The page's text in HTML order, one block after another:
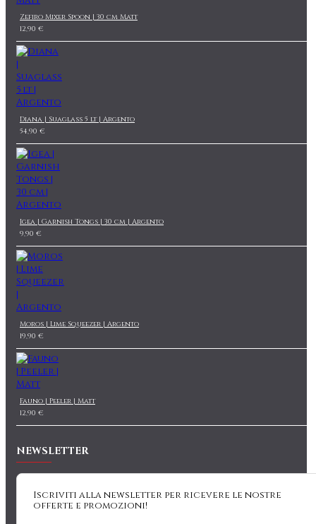
Zefiro Mixer Spoon | 30 cm Matt
12,90 €
Diana | Suaglass 5 lt | Argento
54,90 €
Igea | Garnish Tongs | 30 cm | Argento
9,90 €
Moros | Lime Squeezer | Argento
19,90 €
Fauno | Peeler | Matt
12,90 €
NEWSLETTER
Iscriviti alla newsletter per ricevere le nostre
offerte e promozioni!